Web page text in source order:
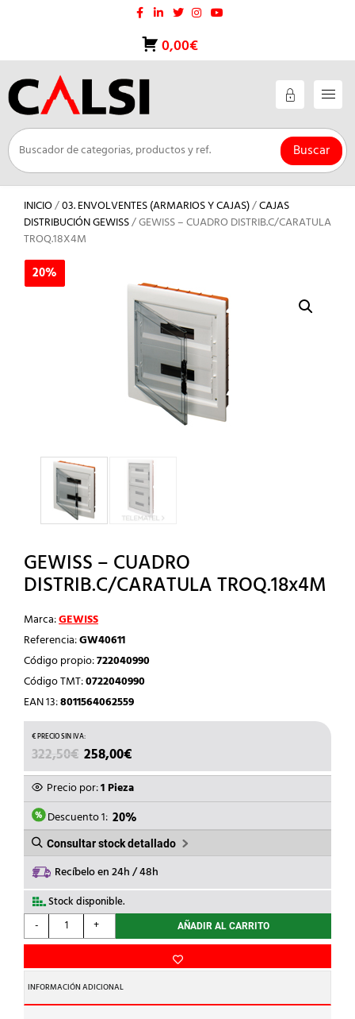
0,00€
Buscar
INICIO/03. ENVOLVENTES (ARMARIOS Y CAJAS)/CAJAS
DISTRIBUCIÓN GEWISS/ GEWISS – CUADRO DISTRIB.C/CARATULA
TROQ.18X4M
20%
GEWISS – CUADRO
DISTRIB.C/CARATULA TROQ.18x4M
Marca:GEWISS
Referencia:GW40611
Código propio:722040990
Código TMT:0722040990
EAN 13:8011564062559
322,50€ EL
PRECIO
ORIGINAL
ERA:
322,50€.
258,00€
PRECIO
ACTUAL
ES:
258,00€.
Precio por:1 Pieza
Descuento 1: 20%
Consultar stock detallado
Recíbelo en 24h / 48h
Stock disponible.
-
GEWISS
-
DISTRIB.C/CARATULA
TROQ.18x4M
cantidad
+ AÑADIR AL CARRITO
INFORMACIÓN ADICIONAL
20%